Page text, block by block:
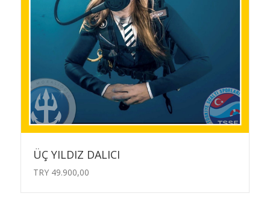
ÜÇ YILDIZ DALICI
TRY 49.900,00